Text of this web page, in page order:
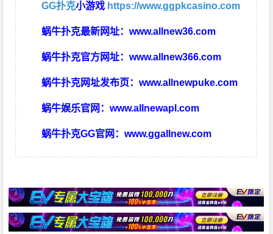
GG扑克小游戏 https://www.ggpkcasino.com
蜗牛扑克最新网址：www.allnew36.com
蜗牛扑克官方网址：www.allnew366.com
蜗牛扑克网址发布页：www.allnewpuke.com
蜗牛娱乐官网：www.allnewapl.com
蜗牛扑克GG官网：www.ggallnew.com